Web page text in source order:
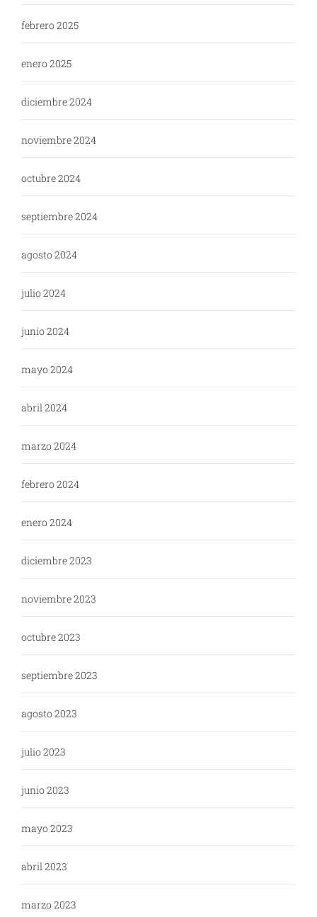
febrero 2025
enero 2025
diciembre 2024
noviembre 2024
octubre 2024
septiembre 2024
agosto 2024
julio 2024
junio 2024
mayo 2024
abril 2024
marzo 2024
febrero 2024
enero 2024
diciembre 2023
noviembre 2023
octubre 2023
septiembre 2023
agosto 2023
julio 2023
junio 2023
mayo 2023
abril 2023
marzo 2023